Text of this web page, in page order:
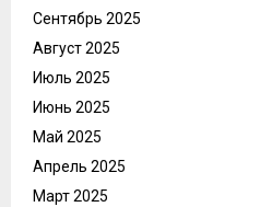
Сентябрь 2025
Август 2025
Июль 2025
Июнь 2025
Май 2025
Апрель 2025
Март 2025